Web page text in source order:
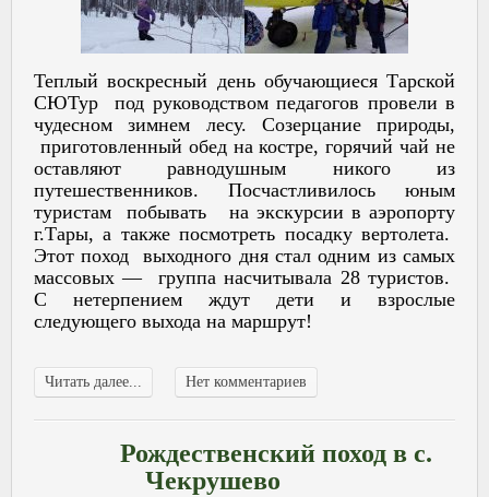
Теплый воскресный день обучающиеся Тарской
СЮТур под руководством педагогов провели в
чудесном зимнем лесу. Созерцание природы,
приготовленный обед на костре, горячий чай не
оставляют равнодушным никого из
путешественников. Посчастливилось юным
туристам побывать на экскурсии в аэропорту
г.Тары, а также посмотреть посадку вертолета.
Этот поход выходного дня стал одним из самых
массовых — группа насчитывала 28 туристов.
С нетерпением ждут дети и взрослые
следующего выхода на маршрут!
Читать далее... Нет комментариев
Рождественский поход в с.
Чекрушево